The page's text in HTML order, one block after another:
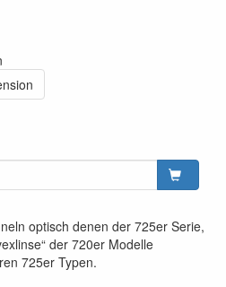
optisch denen der 725er Serie,
der 720er Modelle
725er Typen.